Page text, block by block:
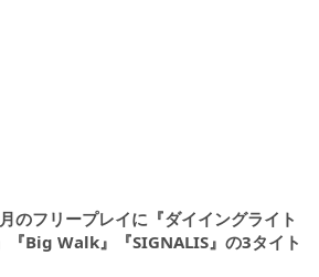
フリープレイに『ダイイングライト
『Big Walk』『SIGNALIS』の3タイト